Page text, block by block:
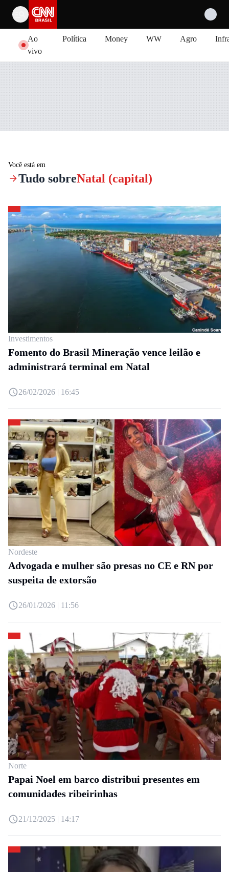
Ao
vivo
Política Money WW Agro
Você está em
Tudo sobreNatal (capital)
Investimentos
Fomento do Brasil Mineração vence leilão e
administrará terminal em Natal
26/02/2026 | 16:45
Nordeste
Advogada e mulher são presas no CE e RN por
suspeita de extorsão
26/01/2026 | 11:56
Norte
Papai Noel em barco distribui presentes em
comunidades ribeirinhas
21/12/2025 | 14:17